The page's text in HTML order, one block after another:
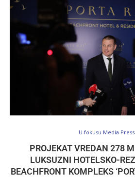
U fokusu Media
PROJEKAT VREDAN 278
LUKSUZNI HOTELSKO-
BEACHFRONT KOMPLEKS